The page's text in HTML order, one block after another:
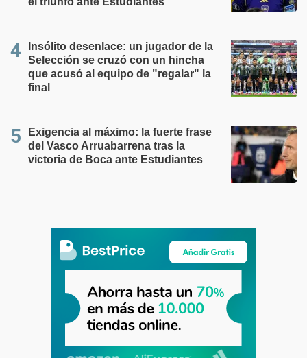
Insólito desenlace: un jugador de la
Selección se cruzó con un hincha
que acusó al equipo de "regalar" la
final
Exigencia al máximo: la fuerte frase
del Vasco Arruabarrena tras la
victoria de Boca ante Estudiantes